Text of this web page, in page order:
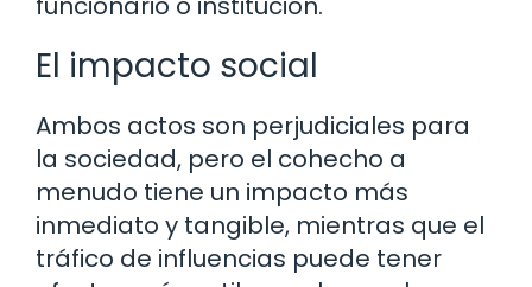
El impacto social
Ambos actos son perjudiciales para
la sociedad, pero el cohecho a
menudo tiene un impacto más
inmediato y tangible, mientras que el
tráfico de influencias puede tener